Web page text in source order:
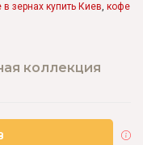
в зернах купить Киев, кофе
коллекция